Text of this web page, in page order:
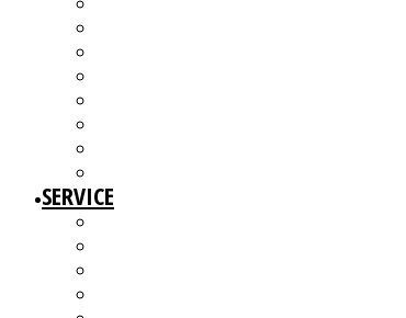
SERVICE